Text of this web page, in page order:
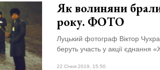
Як волиняни
року. ФОТО
Луцький фотограф Віктор
беруть участь у акції єднання
22 Січня 2019, 15:50